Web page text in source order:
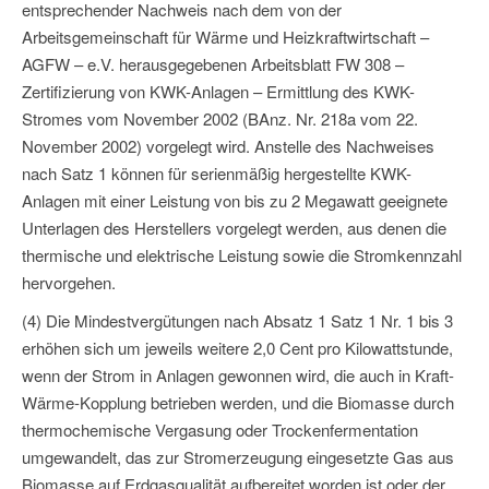
entsprechender Nachweis nach dem von der
Arbeitsgemeinschaft für Wärme und Heizkraftwirtschaft –
AGFW – e.V. herausgegebenen Arbeitsblatt FW 308 –
Zertifizierung von KWK-Anlagen – Ermittlung des KWK-
Stromes vom November 2002 (BAnz. Nr. 218a vom 22.
November 2002) vorgelegt wird. Anstelle des Nachweises
nach Satz 1 können für serienmäßig hergestellte KWK-
Anlagen mit einer Leistung von bis zu 2 Megawatt geeignete
Unterlagen des Herstellers vorgelegt werden, aus denen die
thermische und elektrische Leistung sowie die Stromkennzahl
hervorgehen.
(4) Die Mindestvergütungen nach Absatz 1 Satz 1 Nr. 1 bis 3
erhöhen sich um jeweils weitere 2,0 Cent pro Kilowattstunde,
wenn der Strom in Anlagen gewonnen wird, die auch in Kraft-
Wärme-Kopplung betrieben werden, und die Biomasse durch
thermochemische Vergasung oder Trockenfermentation
umgewandelt, das zur Stromerzeugung eingesetzte Gas aus